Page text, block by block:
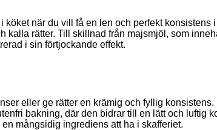
när du vill få en len och perfekt konsistens i
kalla rätter. Till skillnad från majsmjöl, som
i sin förtjockande effekt.
eller ge rätter en krämig och fyllig konsistens.
bakning, där den bidrar till en lätt och luftig
mångsidig ingrediens att ha i skafferiet.